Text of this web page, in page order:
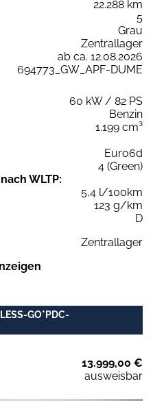
22.288 km
5
Grau
Zentrallager
ab ca. 12.08.2026
694773_GW_APF-DUME
60 kW / 82 PS
Benzin
1.199 cm³
Euro6d
4 (Green)
WLTP:
5,4 l/100km
123 g/km
D
Zentrallager
GO*PDC-
13.999,00 €
ausweisbar